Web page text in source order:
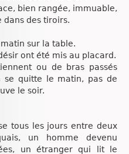
bien rangée, immuable,
dans des tiroirs.
sur la table.
ont été mis au placard.
ou de bras passés
se quitte le matin, pas de
le soir.
tous les jours entre deux
un homme devenu
un étranger qui lit le